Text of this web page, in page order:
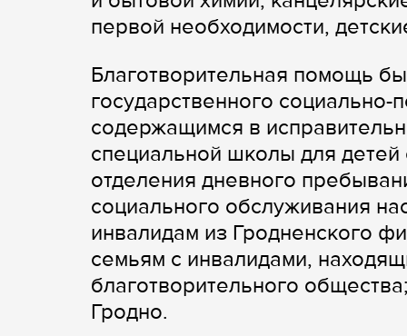
первой необходимости,
Благотворительная помощь
государственного
содержащимся в
специальной школы для
отделения дневного
социального обслуживания
инвалидам из Гродненского
семьям с инвалидами,
благотворительного
Гродно.